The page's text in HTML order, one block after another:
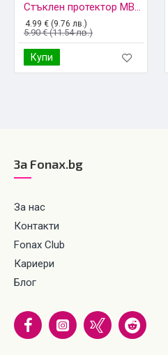
Стъклен протектор MBX, За iPhone 5/5s, Прозрачен
4.99 € (9.76 лв.)
5.90 € (11.54 лв.)
Купи
За Fonax.bg
За нас
Контакти
Fonax Club
Кариери
Блог